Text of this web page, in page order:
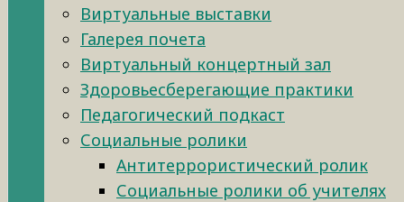
Виртуальные выставки
Галерея почета
Виртуальный концертный зал
Здоровьесберегающие практики
Педагогический подкаст
Социальные ролики
Антитеррористический ролик
Социальные ролики об учителях